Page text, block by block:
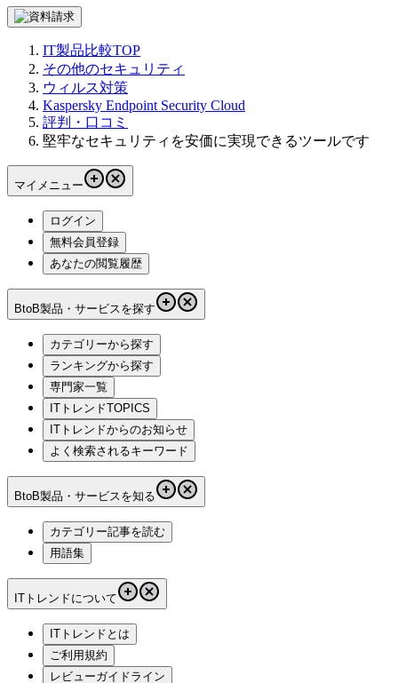
IT製品比較TOP
その他のセキュリティ
ウィルス対策
Kaspersky Endpoint Security Cloud
評判・口コミ
堅牢なセキュリティを安価に実現できるツールです
マイメニュー
ログイン
無料会員登録
あなたの閲覧履歴
BtoB製品・サービスを探す
カテゴリーから探す
ランキングから探す
専門家一覧
ITトレンドTOPICS
ITトレンドからのお知らせ
よく検索されるキーワード
BtoB製品・サービスを知る
カテゴリー記事を読む
用語集
ITトレンドについて
ITトレンドとは
ご利用規約
レビューガイドライン